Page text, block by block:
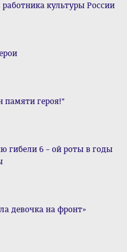
культуры России
памяти героя!"
гибели 6 – ой роты в годы
девочка на фронт»